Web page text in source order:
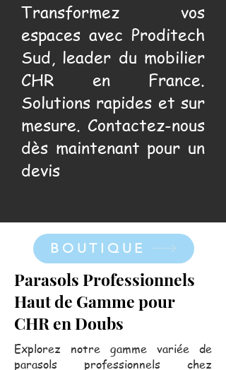
Transformez vos
espaces avec Proditech
Sud, leader du mobilier
CHR en France.
Solutions rapides et sur
mesure. Contactez-nous
dès maintenant pour un
devis
BOUTIQUE
Parasols Professionnels
Haut de Gamme pour
CHR en Doubs
Explorez notre gamme variée de
parasols professionnels chez